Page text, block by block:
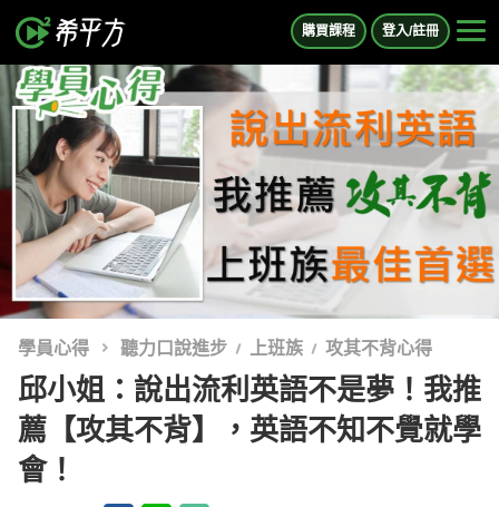
購買課程 登入/註冊
學員心得 聽力口說進步 上班族 攻其不背心得
邱小姐：說出流利英語不是夢！我推
薦【攻其不背】，英語不知不覺就學
會！